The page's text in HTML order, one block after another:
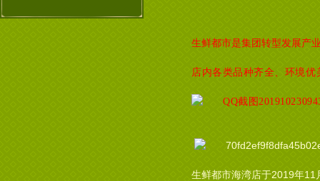
生鲜都市是集团转型发展产
店内各类品种齐全、环境
生鲜都市海湾店于2019年11